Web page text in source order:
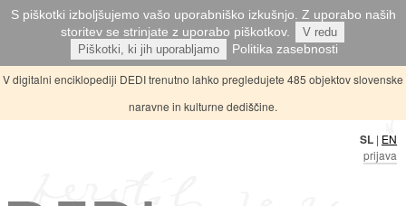
S piškotki izboljšujemo vašo uporabniško izkušnjo. Z uporabo naših
storitev se strinjate z uporabo piškotkov.
V redu
Piškotki, ki jih uporabljamo
Politika zasebnosti
V digitalni enciklopediji DEDI trenutno lahko pregledujete 485 objektov slovenske
naravne in kulturne dediščine.
SL | EN
prijava